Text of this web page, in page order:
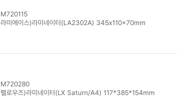
M720115
라미에이스)라미네이터(LA2302A) 345x110x70mm
M720280
펠로우즈)라미네이터(LX Saturn/A4) 117*385*154mm